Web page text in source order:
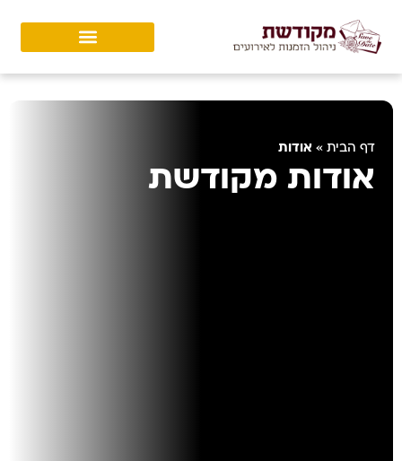
דף הבית » אודות
אודות מקודשת